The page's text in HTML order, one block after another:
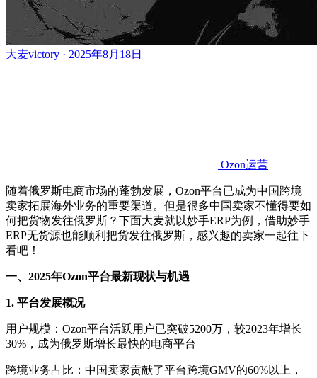
大麦victory · 2025年8月18日
Ozon运营
随着俄罗斯电商市场的蓬勃发展， Ozon平台已成为中国跨境
卖家拓展海外业务的重要渠道。 但是很多中国卖家不懂得要如
何把货物发往俄罗斯？下面大麦就以妙手ERP为例，借助妙手
ERP无货源也能顺利把货发往俄罗斯，感兴趣的卖家一起往下
看吧！
一、 2025年Ozon平台最新现状与机遇
1. 平台发展概况
用户规模： Ozon平台活跃用户已突破5200万，较2023年增长
30%，成为俄罗斯增长最快的电商平台
跨境业务占比：中国卖家贡献了平台跨境GMV的60%以上，